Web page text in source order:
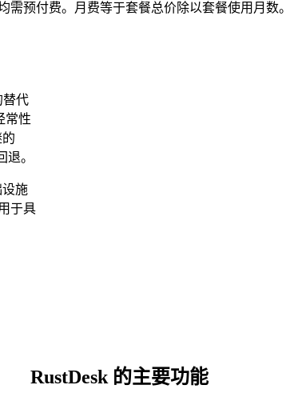
需预付费。月费等于套餐总价除以套餐使用月数。
替代
常性
。
设施
于具
RustDesk 的主要功能